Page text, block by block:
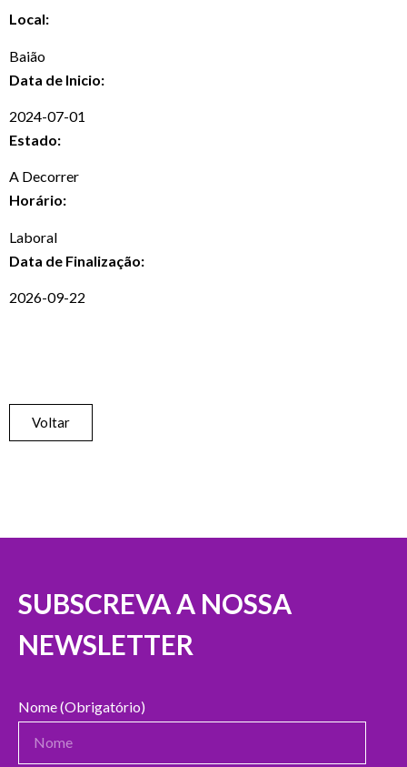
Local:
Baião
Data de Inicio:
2024-07-01
Estado:
A Decorrer
Horário:
Laboral
Data de Finalização:
2026-09-22
Voltar
SUBSCREVA A NOSSA
NEWSLETTER
Nome (Obrigatório)